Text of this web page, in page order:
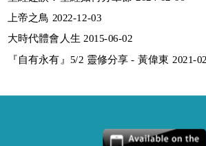
上帝之鳥 2022-12-03
大時代體會人生 2015-06-02
『自有永有』5/2 靈修分享 - 黃偉東 2021-